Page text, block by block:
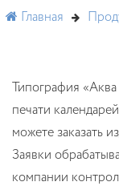
Главная
Типография
печати
можете заказать
Заявки
компании